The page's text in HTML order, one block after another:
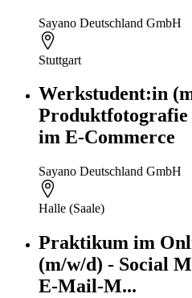
Sayano Deutschland GmbH
Stuttgart
Werkstudent:in
im E-Commerce
Sayano Deutschland GmbH
Halle (Saale)
Praktikum im
(m/w/d) - Social
E-Mail-M...